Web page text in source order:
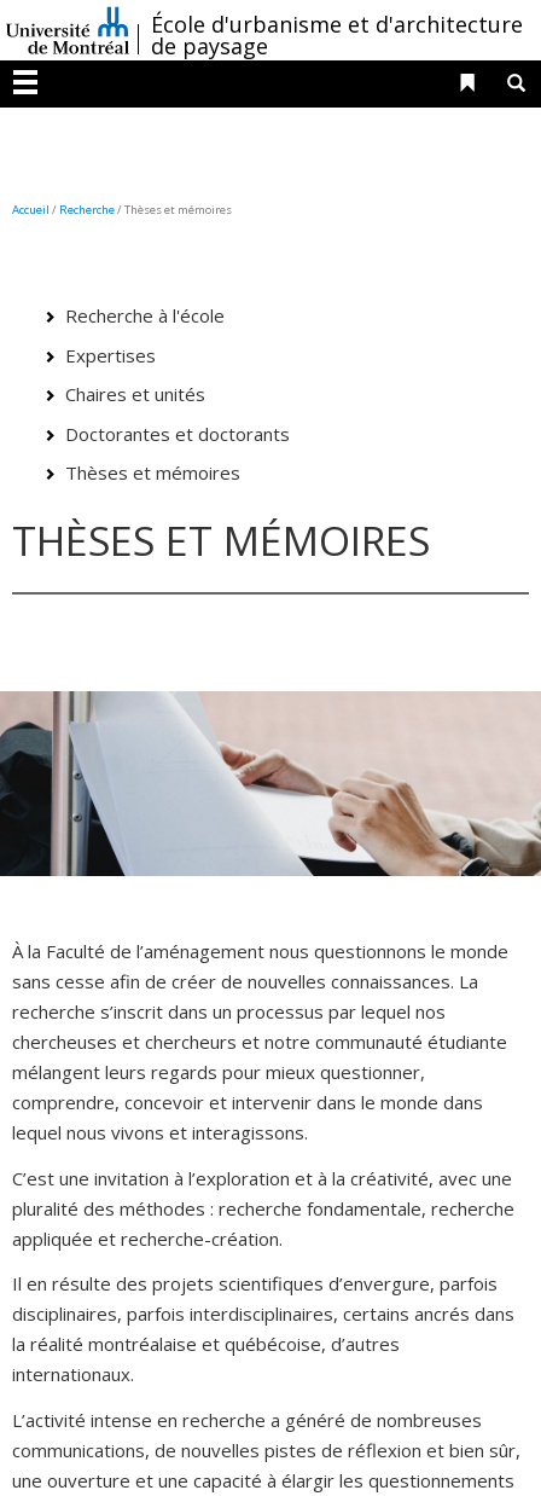
au
contenu
/École d'urbanisme et d'architecture
de paysage
Menu
Liens
Accueil / Recherche/Thèses et mémoires
Recherche à l'école
Expertises
Chaires et unités
Doctorantes et doctorants
Thèses et mémoires
THÈSES ET MÉMOIRES
À la Faculté de l’aménagement nous questionnons le monde
sans cesse afin de créer de nouvelles connaissances. La
recherche s’inscrit dans un processus par lequel nos
chercheuses et chercheurs et notre communauté étudiante
mélangent leurs regards pour mieux questionner,
comprendre, concevoir et intervenir dans le monde dans
lequel nous vivons et interagissons.
C’est une invitation à l’exploration et à la créativité, avec une
pluralité des méthodes : recherche fondamentale, recherche
appliquée et recherche-création.
Il en résulte des projets scientifiques d’envergure, parfois
disciplinaires, parfois interdisciplinaires, certains ancrés dans
la réalité montréalaise et québécoise, d’autres
internationaux.
L’activité intense en recherche a généré de nombreuses
communications, de nouvelles pistes de réflexion et bien sûr,
une ouverture et une capacité à élargir les questionnements